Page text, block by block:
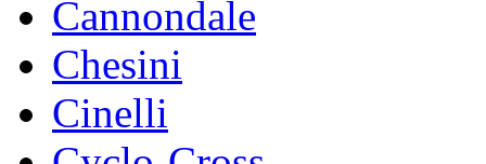
Cannondale
Chesini
Cinelli